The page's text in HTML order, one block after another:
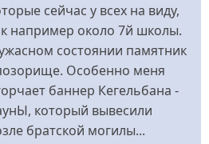
сейчас у всех на виду,
например около 7й школы.
состоянии памятник
Особенно меня
баннер Кегельбана -
который вывесили
братской могилы...